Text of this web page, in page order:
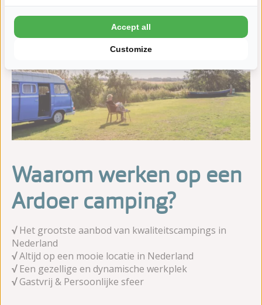
Waarom werken op een
Ardoer camping?
√Het grootste aanbod van kwaliteitscampings in
Nederland
√Altijd op een mooie locatie in Nederland
√Een gezellige en dynamische werkplek
√Gastvrij & Persoonlijke sfeer
Customize
Accept all